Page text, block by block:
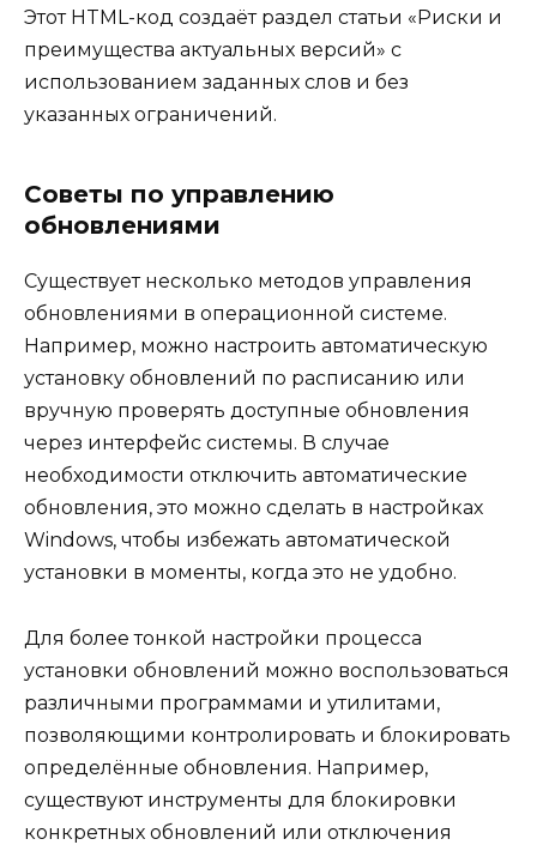
Этот HTML-код создаёт раздел статьи «Риски и
преимущества актуальных версий» с
использованием заданных слов и без
указанных ограничений.
Советы по управлению
обновлениями
Существует несколько методов управления
обновлениями в операционной системе.
Например, можно настроить автоматическую
установку обновлений по расписанию или
вручную проверять доступные обновления
через интерфейс системы. В случае
необходимости отключить автоматические
обновления, это можно сделать в настройках
Windows, чтобы избежать автоматической
установки в моменты, когда это не удобно.
Для более тонкой настройки процесса
установки обновлений можно воспользоваться
различными программами и утилитами,
позволяющими контролировать и блокировать
определённые обновления. Например,
существуют инструменты для блокировки
конкретных обновлений или отключения